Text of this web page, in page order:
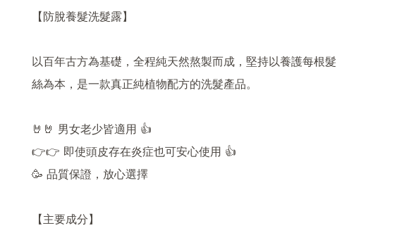
【防脫養髮洗髮露】
以百年古方為基礎，全程純天然熬製而成，堅持以養護每根髮
絲為本，是一款真正純植物配方的洗髮產品。
🤘🤘 男女老少皆適用 👍
👉👉 即使頭皮存在炎症也可安心使用 👍
🥳 品質保證，放心選擇
【主要成分】